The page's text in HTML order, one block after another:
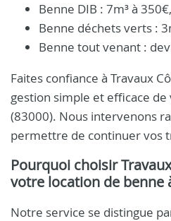
Benne DIB : 7m³ à
Benne déchets verts :
Benne tout venant :
Faites confiance à Travaux
gestion simple et efficace de
(83000). Nous intervenons
permettre de continuer vos
Pourquoi choisir
votre location de benne
Notre service se distingue